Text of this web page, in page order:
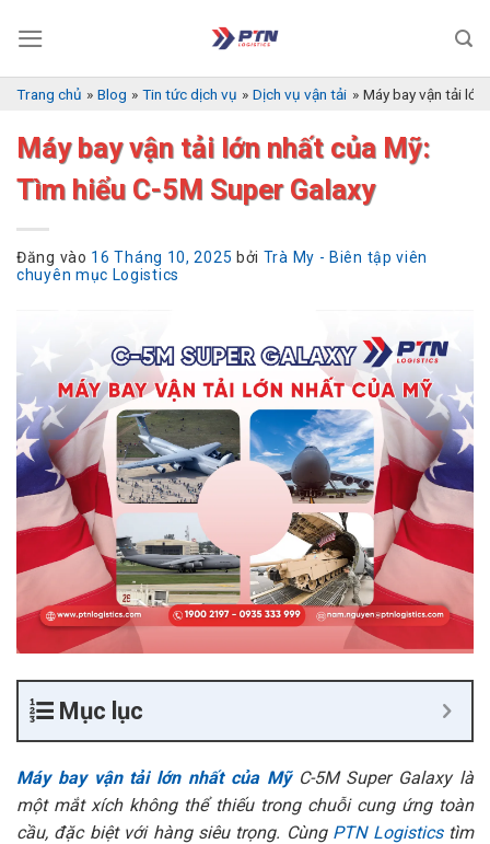
qua
dungTrang chủ » Blog » Tin tức dịch vụ » Dịch vụ vận tải » Máy bay vận tải lớn
Máy bay vận tải lớn nhất của Mỹ:
Tìm hiểu C-5M Super Galaxy
Đăng vào 16 Tháng 10, 2025 bởi Trà My - Biên tập viên
chuyên mục Logistics
Mục lục
Máy bay vận tải lớn nhất của MỹC-5M Super Galaxy là
một mắt xích không thể thiếu trong chuỗi cung ứng toàn
cầu, đặc biệt với hàng siêu trọng. Cùng PTN Logisticstìm